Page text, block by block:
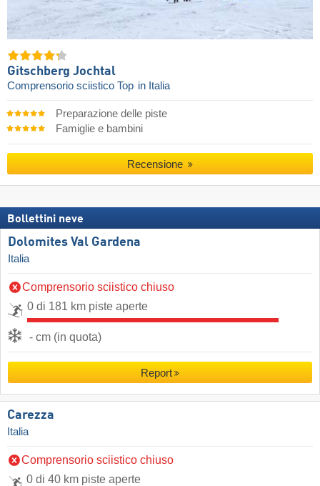
Gitschberg Jochtal
Comprensorio sciistico Top in Italia
Preparazione delle piste
Famiglie e bambini
Recensione
Bollettini neve
Dolomites Val Gardena
Italia
Comprensorio sciistico chiuso
0 di 181 km piste aperte
- cm (in quota)
Report
Carezza
Italia
Comprensorio sciistico chiuso
0 di 40 km piste aperte